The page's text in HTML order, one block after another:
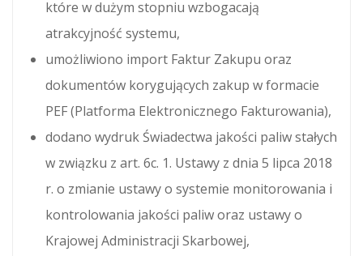
które w dużym stopniu wzbogacają
atrakcyjność systemu,
umożliwiono import Faktur Zakupu oraz
dokumentów korygujących zakup w formacie
PEF (Platforma Elektronicznego Fakturowania),
dodano wydruk Świadectwa jakości paliw stałych
w związku z art. 6c. 1. Ustawy z dnia 5 lipca 2018
r. o zmianie ustawy o systemie monitorowania i
kontrolowania jakości paliw oraz ustawy o
Krajowej Administracji Skarbowej,